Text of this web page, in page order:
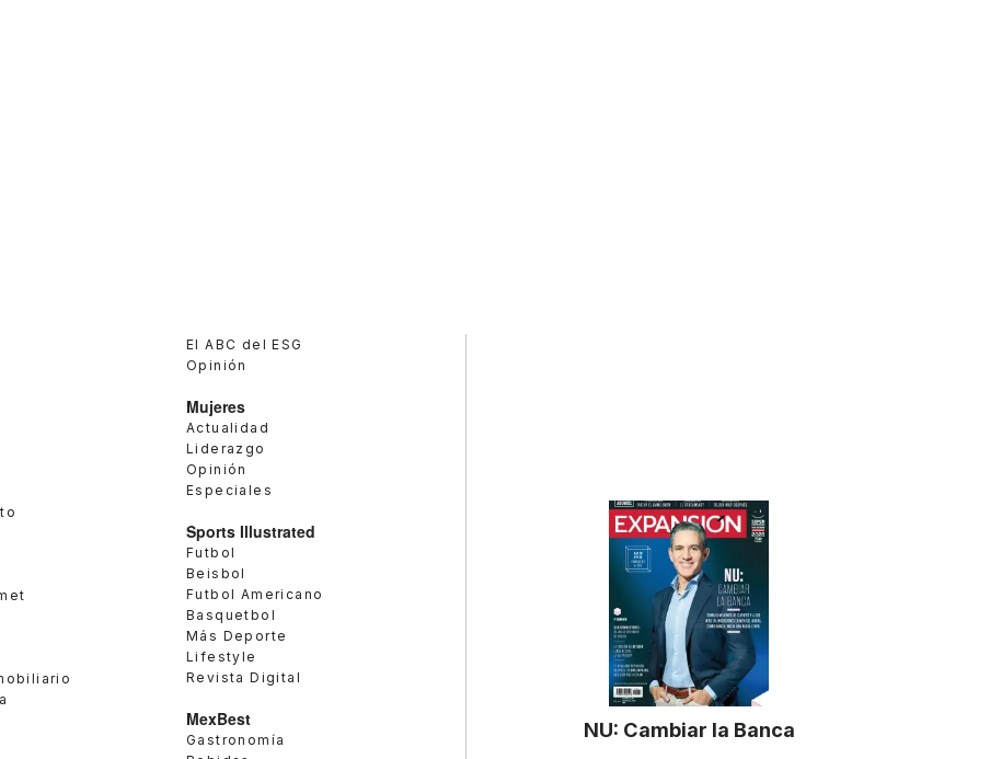
El ABC del ESG
Opinión
Mujeres
Actualidad
Liderazgo
Opinión
Especiales
Sports Illustrated
Futbol
Beisbol
Futbol Americano
Basquetbol
Más Deporte
Lifestyle
Revista Digital
MexBest
Gastronomía
NU: Cambiar la Banca